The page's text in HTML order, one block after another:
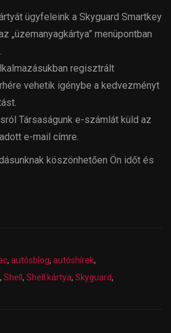
ügyfeleink a Skyguard Smartkey
„üzemanyagkártya” menüpontban
regisztrált
vehetik igénybe a kedvezményt
Társaságunk e-számlát küld az
e-mail címre.
köszönhetően Ön időt és
, autósblog, autóshírek,
, Shell, Shell kártya, Skyguard,